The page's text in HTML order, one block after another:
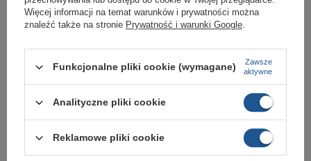
Marka Adidas
Symbol HQ4270
Gwarancja Gwarancja
Stan Nowy
Płeć
Długość towaru w
30
Więcej informacji na temat warunków i prywatności można
znaleźć także na stronie Prywatność i warunki Google.
Funkcjonalne pliki cookie (wymagane)
Zawsze
aktywne
Analityczne pliki cookie
Reklamowe pliki cookie